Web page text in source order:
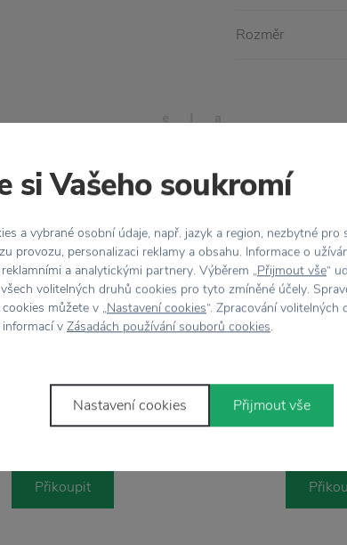
Rozměr
Stojí zapozornost
OYOY
Prostírání Lion
Přikoupit
OYOY
Prostírání
si Vašeho soukromí
a vybrané osobní údaje, např. jazyk a region, nezbytné pro
provozu, personalizaci reklamy a obsahu. Informace o
a analytickými partnery. Výběrem „Přijmout vše“
volitelných druhů cookies pro tyto zmíněné účely.
můžete v „Nastavení cookies“. Zpracování volitelných
informací v Zásadách používání souborů cookies.
Nastavení cookies Přijmout vše